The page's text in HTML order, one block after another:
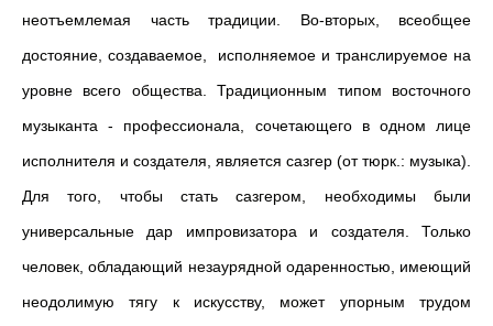
неотъемлемая часть традиции. Во-вторых, всеобщее
достояние, создаваемое, исполняемое и транслируемое на
уровне всего общества. Традиционным типом восточного
музыканта - профессионала, сочетающего в одном лице
исполнителя и создателя, является сазгер (от тюрк.: музыка).
Для того, чтобы стать сазгером, необходимы были
универсальные дар импровизатора и создателя. Только
человек, обладающий незаурядной одаренностью, имеющий
неодолимую тягу к искусству, может упорным трудом